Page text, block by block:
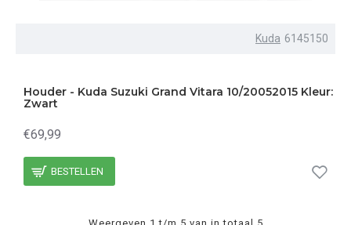
Kuda 6145150
Houder - Kuda Suzuki Grand Vitara 10/20052015 Kleur:
Zwart
€69,99
BESTELLEN